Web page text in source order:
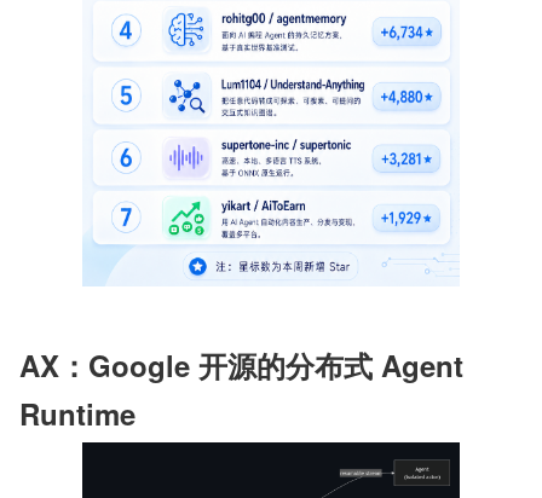
AX：Google 开源的分布式 Agent
Runtime